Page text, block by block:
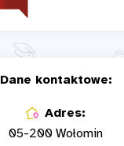
Dane kontaktowe:
Adres:
05-200 Wołomin